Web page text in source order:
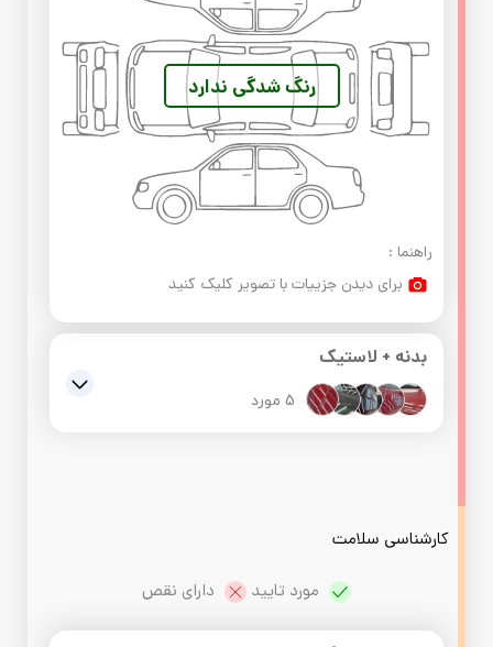
رنگ شدگی ندارد
راهنما :
برای دیدن جزییات با تصویر کلیک کنید
بدنه + لاستیک
5 مورد
در جلو سمت راننده : ,مالیدگی و موج دارد
سپر عقب : ,قلم گیری دارد
کارشناسی سلامت